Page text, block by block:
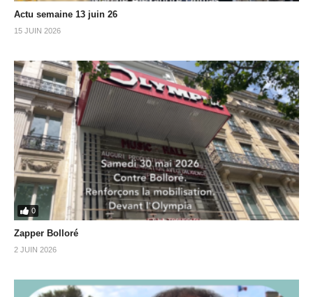
Actu semaine 13 juin 26
15 JUIN 2026
0
Zapper Bolloré
2 JUIN 2026